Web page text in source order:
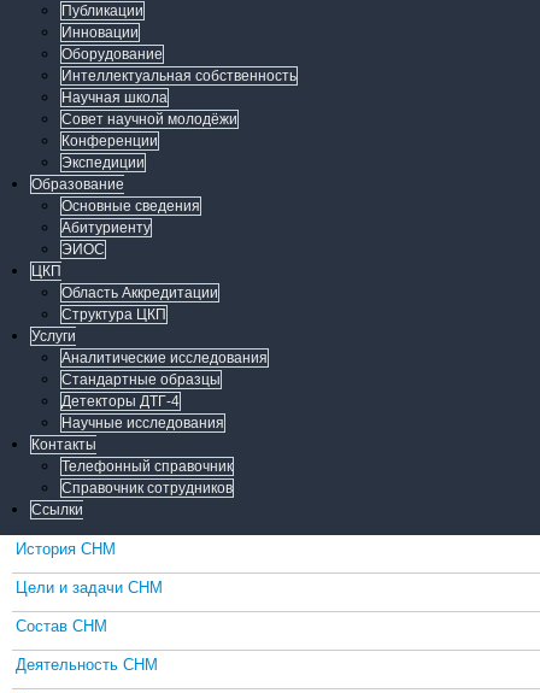
Публикации
Инновации
Оборудование
Интеллектуальная собственность
Научная школа
Совет научной молодёжи
Конференции
Экспедиции
Образование
Основные сведения
Абитуриенту
ЭИОС
ЦКП
Область Аккредитации
Структура ЦКП
Услуги
Аналитические исследования
Стандартные образцы
Детекторы ДТГ-4
Научные исследования
Контакты
Телефонный справочник
Справочник сотрудников
Ссылки
История СНМ
Цели и задачи СНМ
Состав СНМ
Деятельность СНМ